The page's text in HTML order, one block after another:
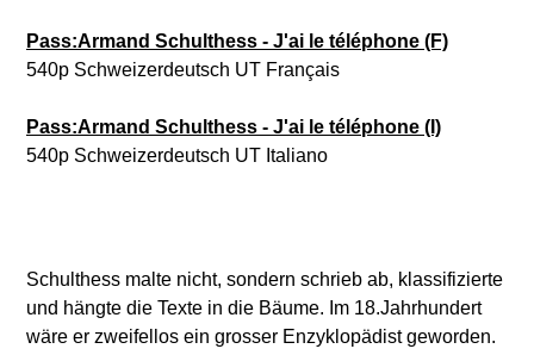
Pass:Armand Schulthess - J'ai le téléphone (F)
540p Schweizerdeutsch UT Français
Pass:Armand Schulthess - J'ai le téléphone (I)
540p Schweizerdeutsch UT Italiano
Schulthess malte nicht, sondern schrieb ab, klassifizierte
und hängte die Texte in die Bäume. Im 18.Jahrhundert
wäre er zweifellos ein grosser Enzyklopädist geworden.